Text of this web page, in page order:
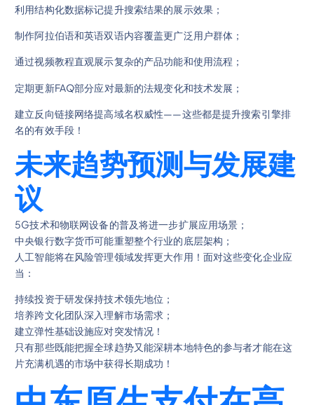
利用结构化数据标记提升搜索结果的展示效果；
制作阿拉伯语和英语双语内容覆盖更广泛用户群体；
通过视频教程直观展示复杂的产品功能和使用流程；
定期更新FAQ部分应对最新的法规变化和技术发展；
建立反向链接网络提高域名权威性——这些都是提升搜索引擎排
名的有效手段！
未来趋势预测与发展建
议
5G技术和物联网设备的普及将进一步扩展应用场景；
中央银行数字货币可能重塑整个行业的底层架构；
人工智能将在风险管理领域发挥更大作用！面对这些变化企业应
当：
持续投资于研发保持技术领先地位；
培养跨文化团队深入理解市场需求；
建立弹性基础设施应对突发情况！
只有那些既能把握全球趋势又能深耕本地特色的参与者才能在这
片充满机遇的市场中获得长期成功！